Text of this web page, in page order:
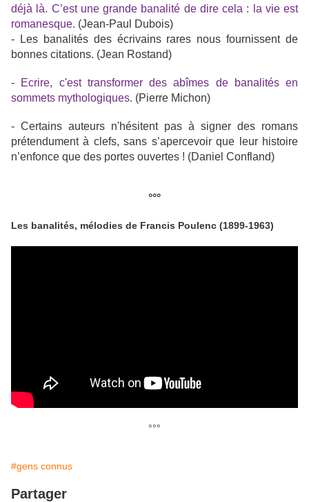
déjà là. C’est une grande banalité de dire cela : la vie est
romanesque. (Jean-Paul Dubois)
- Les banalités des écrivains rares nous fournissent de
bonnes citations. (Jean Rostand)
-
Ecrire, c'est transformer des abîmes de banalités en
sommets mythologiques. (Pierre Michon)
- Certains auteurs n'hésitent pas à signer des romans
prétendument à clefs, sans s’apercevoir que leur histoire
n’enfonce que des portes ouvertes ! (Daniel Confland)
°°°
Les banalités, mélodies de Francis Poulenc (1899-1963)
°°°
#gens connus
Partager